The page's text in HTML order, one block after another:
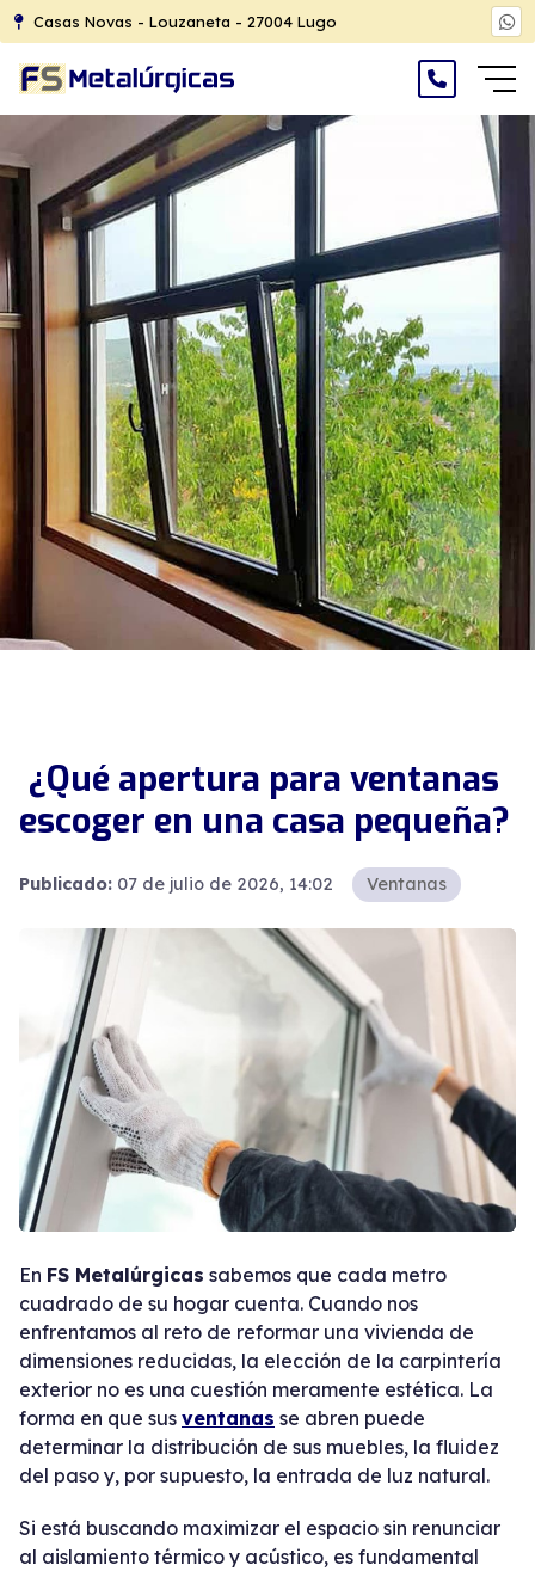
Casas Novas - Louzaneta - 27004 Lugo
¿Qué apertura para ventanas
escoger en una casa pequeña?
Publicado: 07 de julio de 2026, 14:02 Ventanas
En FS Metalúrgicas sabemos que cada metro
cuadrado de su hogar cuenta. Cuando nos
enfrentamos al reto de reformar una vivienda de
dimensiones reducidas, la elección de la carpintería
exterior no es una cuestión meramente estética. La
forma en que sus ventanas se abren puede
determinar la distribución de sus muebles, la fluidez
del paso y, por supuesto, la entrada de luz natural.
Si está buscando maximizar el espacio sin renunciar
al aislamiento térmico y acústico, es fundamental